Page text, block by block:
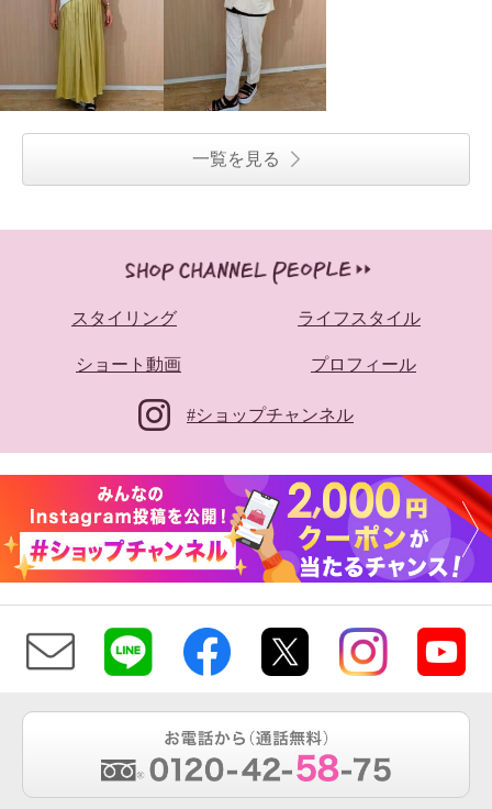
一覧を見る
スタイリング ライフスタイル
ショート動画 プロフィール
#ショップチャンネル